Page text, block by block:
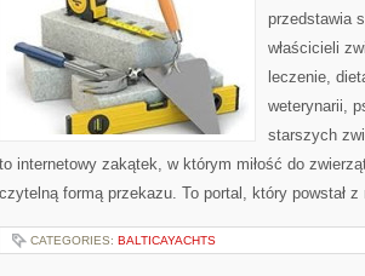
przedstawia
właścicieli
leczenie,
weterynarii,
starszych
to internetowy zakątek, w którym miłość do
czytelną formą przekazu. To portal, który powstał
CATEGORIES: BALTICAYACHTS